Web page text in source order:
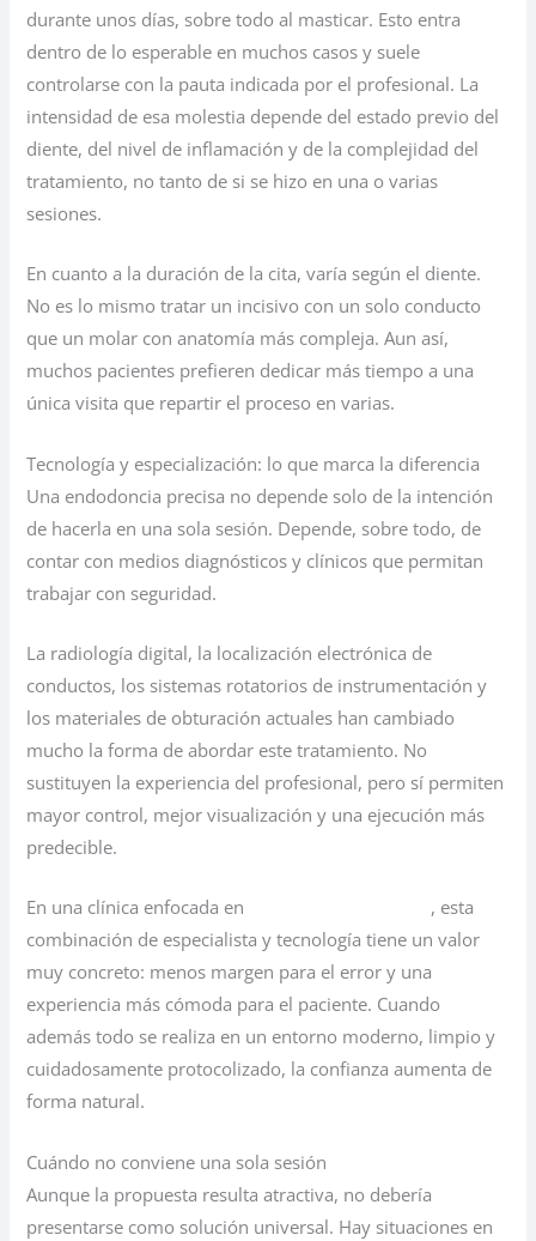
durante unos días, sobre todo al masticar. Esto entra
dentro de lo esperable en muchos casos y suele
controlarse con la pauta indicada por el profesional. La
intensidad de esa molestia depende del estado previo del
diente, del nivel de inflamación y de la complejidad del
tratamiento, no tanto de si se hizo en una o varias
sesiones.
En cuanto a la duración de la cita, varía según el diente.
No es lo mismo tratar un incisivo con un solo conducto
que un molar con anatomía más compleja. Aun así,
muchos pacientes prefieren dedicar más tiempo a una
única visita que repartir el proceso en varias.
Tecnología y especialización: lo que marca la diferencia
Una endodoncia precisa no depende solo de la intención
de hacerla en una sola sesión. Depende, sobre todo, de
contar con medios diagnósticos y clínicos que permitan
trabajar con seguridad.
La radiología digital, la localización electrónica de
conductos, los sistemas rotatorios de instrumentación y
los materiales de obturación actuales han cambiado
mucho la forma de abordar este tratamiento. No
sustituyen la experiencia del profesional, pero sí permiten
mayor control, mejor visualización y una ejecución más
predecible.
En una clínica enfocada en
, esta
combinación de especialista y tecnología tiene un valor
muy concreto: menos margen para el error y una
experiencia más cómoda para el paciente. Cuando
además todo se realiza en un entorno moderno, limpio y
cuidadosamente protocolizado, la confianza aumenta de
forma natural.
Cuándo no conviene una sola sesión
Aunque la propuesta resulta atractiva, no debería
presentarse como solución universal. Hay situaciones en